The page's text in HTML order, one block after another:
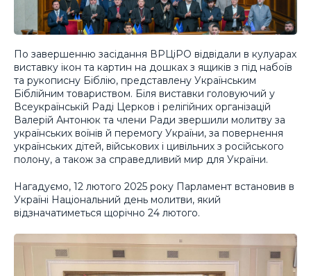
По завершенню засідання ВРЦіРО відвідали в кулуарах
виставку ікон та картин на дошках з ящиків з під набоїв
та рукописну Біблію, представлену Українським
Біблійним товариством. Біля виставки головуючий у
Всеукраїнській Раді Церков і релігійних організацій
Валерій Антонюк та члени Ради звершили молитву за
українських воїнів й перемогу України, за повернення
українських дітей, військових і цивільних з російського
полону, а також за справедливий мир для України.
Нагадуємо, 12 лютого 2025 року Парламент встановив в
Україні Національний день молитви, який
відзначатиметься щорічно 24 лютого.